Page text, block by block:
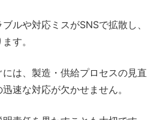
ルや対応ミスがSNSで拡散し、
す。
は、製造・供給プロセスの見直
速な対応が欠かせません。